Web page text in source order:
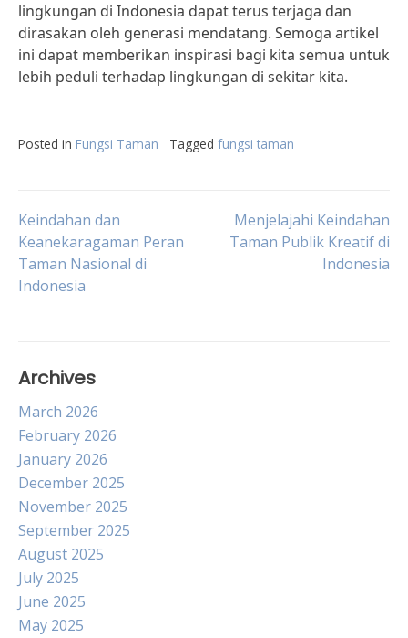
lingkungan di Indonesia dapat terus terjaga dan
dirasakan oleh generasi mendatang. Semoga artikel
ini dapat memberikan inspirasi bagi kita semua untuk
lebih peduli terhadap lingkungan di sekitar kita.
Posted in Fungsi Taman Tagged fungsi taman
Post
navigation
Keindahan dan
Keanekaragaman Peran
Taman Nasional di
Indonesia
Menjelajahi Keindahan
Taman Publik Kreatif di
Indonesia
Archives
March 2026
February 2026
January 2026
December 2025
November 2025
September 2025
August 2025
July 2025
June 2025
May 2025